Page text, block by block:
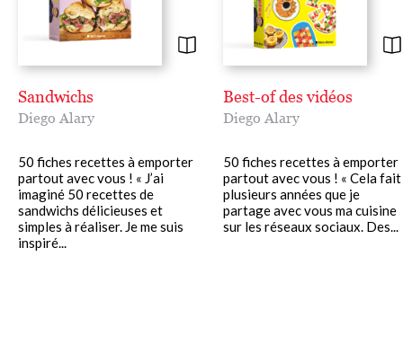
Sandwichs
Diego Alary
50 fiches recettes à emporter
partout avec vous ! « J’ai
imaginé 50 recettes de
sandwichs délicieuses et
simples à réaliser. Je me suis
inspiré...
Best-of des vidéos
Diego Alary
50 fiches recettes à emporter
partout avec vous ! « Cela fait
plusieurs années que je
partage avec vous ma cuisine
sur les réseaux sociaux. Des...